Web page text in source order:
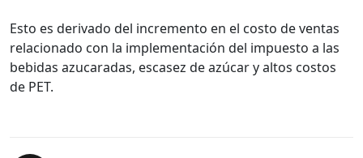
Esto es derivado del incremento en el costo de ventas
relacionado con la implementación del impuesto a las
bebidas azucaradas, escasez de azúcar y altos costos
de PET.